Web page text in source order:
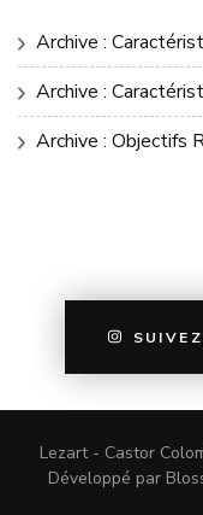
Archive :
Archive :
Archive : Objectifs
Lezart - Castor
Développé par